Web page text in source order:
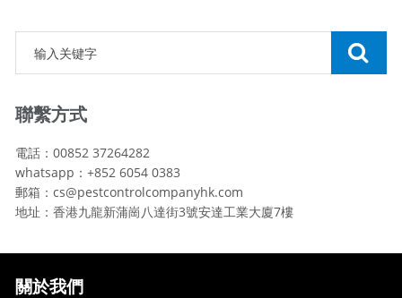
聯繫方式
電話：00852 37264282
whatsapp：+852 6054 0383
郵箱：cs@pestcontrolcompanyhk.com
地址：香港九龍新蒲崗八達街3號安達工業大廈7樓
關於我們